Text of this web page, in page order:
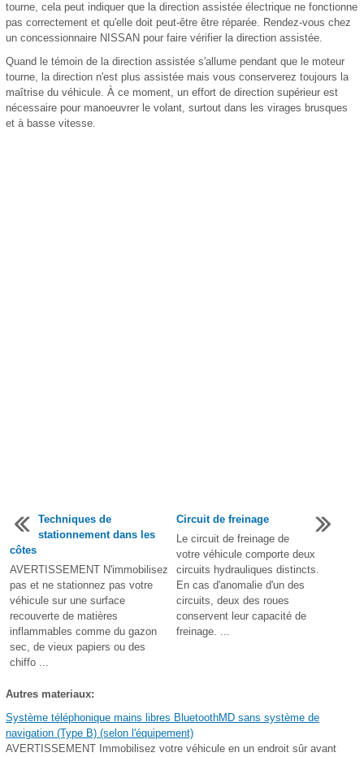
tourne, cela peut indiquer que la direction assistée électrique ne fonctionne
pas correctement et qu'elle doit peut-être être réparée. Rendez-vous chez
un concessionnaire NISSAN pour faire vérifier la direction assistée.
Quand le témoin de la direction assistée s'allume pendant que le moteur
tourne, la direction n'est plus assistée mais vous conserverez toujours la
maîtrise du véhicule. À ce moment, un effort de direction supérieur est
nécessaire pour manoeuvrer le volant, surtout dans les virages brusques
et à basse vitesse.
Techniques de
stationnement dans les
côtes
AVERTISSEMENT N'immobilisez
pas et ne stationnez pas votre
véhicule sur une surface
recouverte de matières
inflammables comme du gazon
sec, de vieux papiers ou des
chiffo ...
Circuit de freinage
Le circuit de freinage de
votre véhicule comporte deux
circuits hydrauliques distincts.
En cas d'anomalie d'un des
circuits, deux des roues
conservent leur capacité de
freinage. ...
Autres materiaux:
Système téléphonique mains libres BluetoothMD sans système de
navigation (Type B) (selon l'équipement)
AVERTISSEMENT Immobilisez votre véhicule en un endroit sûr avant